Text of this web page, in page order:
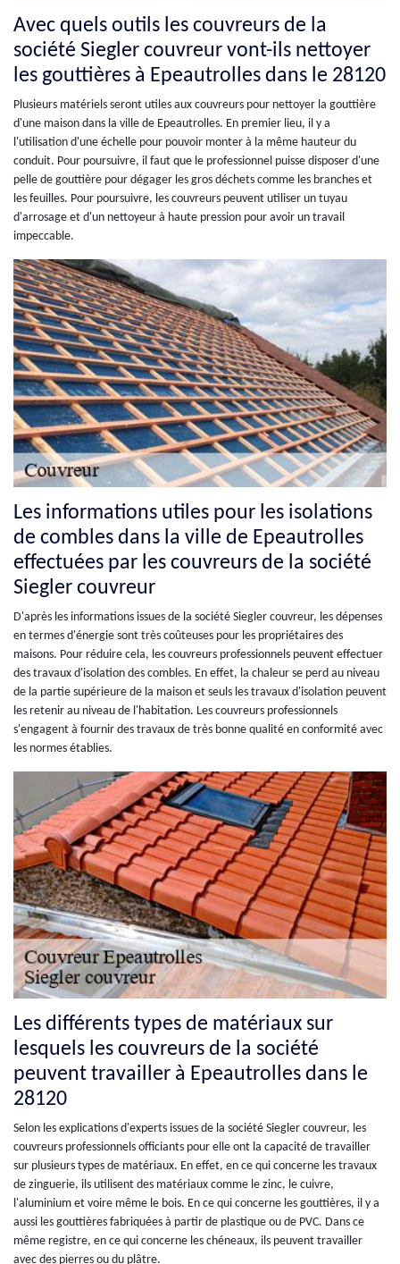
Avec quels outils les couvreurs de la
société Siegler couvreur vont-ils nettoyer
les gouttières à Epeautrolles dans le 28120
Plusieurs matériels seront utiles aux couvreurs pour nettoyer la gouttière
d'une maison dans la ville de Epeautrolles. En premier lieu, il y a
l'utilisation d'une échelle pour pouvoir monter à la même hauteur du
conduit. Pour poursuivre, il faut que le professionnel puisse disposer d'une
pelle de gouttière pour dégager les gros déchets comme les branches et
les feuilles. Pour poursuivre, les couvreurs peuvent utiliser un tuyau
d'arrosage et d'un nettoyeur à haute pression pour avoir un travail
impeccable.
Les informations utiles pour les isolations
de combles dans la ville de Epeautrolles
effectuées par les couvreurs de la société
Siegler couvreur
D'après les informations issues de la société Siegler couvreur, les dépenses
en termes d'énergie sont très coûteuses pour les propriétaires des
maisons. Pour réduire cela, les couvreurs professionnels peuvent effectuer
des travaux d'isolation des combles. En effet, la chaleur se perd au niveau
de la partie supérieure de la maison et seuls les travaux d'isolation peuvent
les retenir au niveau de l'habitation. Les couvreurs professionnels
s'engagent à fournir des travaux de très bonne qualité en conformité avec
les normes établies.
Les différents types de matériaux sur
lesquels les couvreurs de la société
peuvent travailler à Epeautrolles dans le
28120
Selon les explications d'experts issues de la société Siegler couvreur, les
couvreurs professionnels officiants pour elle ont la capacité de travailler
sur plusieurs types de matériaux. En effet, en ce qui concerne les travaux
de zinguerie, ils utilisent des matériaux comme le zinc, le cuivre,
l'aluminium et voire même le bois. En ce qui concerne les gouttières, il y a
aussi les gouttières fabriquées à partir de plastique ou de PVC. Dans ce
même registre, en ce qui concerne les chéneaux, ils peuvent travailler
avec des pierres ou du plâtre.